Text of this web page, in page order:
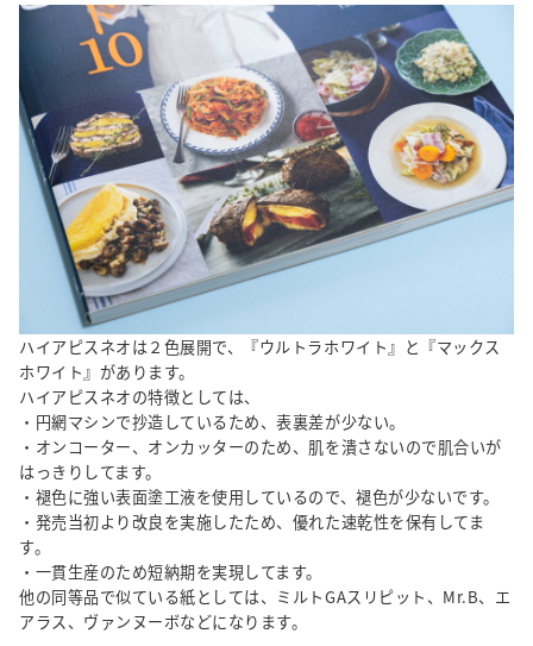
ハイアピスネオは２色展開で、『ウルトラホワイト』と『マックス
ホワイト』があります。
ハイアピスネオの特徴としては、
・円網マシンで抄造しているため、表裏差が少ない。
・オンコーター、オンカッターのため、肌を潰さないので肌合いが
はっきりしてます。
・褪色に強い表面塗工液を使用しているので、褪色が少ないです。
・発売当初より改良を実施したため、優れた速乾性を保有してま
す。
・一貫生産のため短納期を実現してます。
他の同等品で似ている紙としては、ミルトGAスリピット、Mr.B、エ
アラス、ヴァンヌーボなどになります。